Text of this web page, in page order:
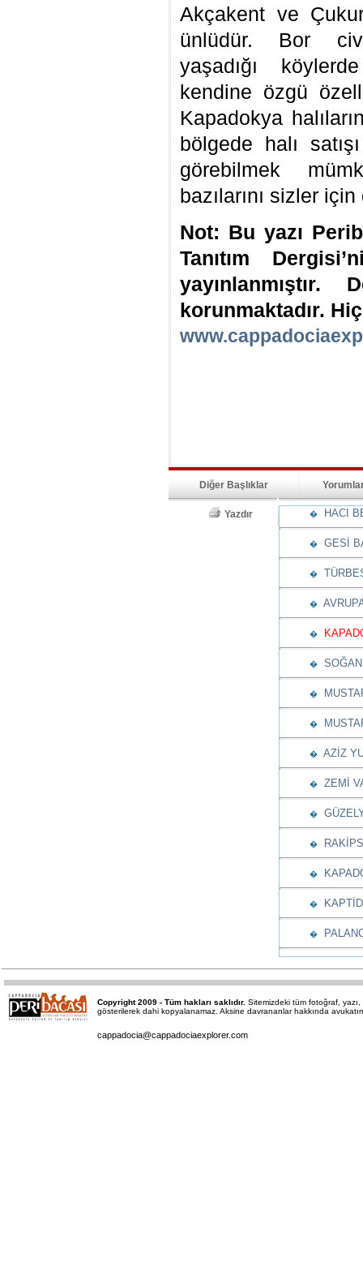
Akçakent ve
ünlüdür. Bor
yaşadığı
kendine özgü
Kapadokya
bölgede halı
görebilmek
bazılarını sizler
Not: Bu yazı
Tanıtım
korunmaktadır.
Diğer Başlıklar
Yazdır � HACI
� GESİ
�
�
�
�
�
�
� AZİZ
� ZEMİ
�
�
�
� KAPTİD
�
Copyright 2009 - Tüm hakları saklıdır. Sitemizdeki tüm fotoğraf,
gösterilerek dahi kopyalanamaz. Aksine davrananlar hakkında
cappadocia@cappadociaexplorer.com